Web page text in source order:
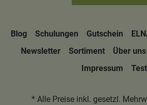
Blog Schulungen Gutschein
Newsletter
Sortiment Über uns
Impressum
Test
* Alle Preise inkl. gesetzl.